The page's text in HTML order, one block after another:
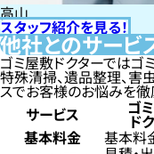
高山
スタッフ紹介を見る！
他社とのサービ
ゴミ屋敷ドクターではゴ
特殊清掃、遺品整理、
スでお客様のお悩みを徹
サービス
ゴ
ド
基本料金
基本料